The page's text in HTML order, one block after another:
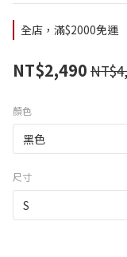
全店，滿$2000免運
NT$2,490
顏色
尺寸